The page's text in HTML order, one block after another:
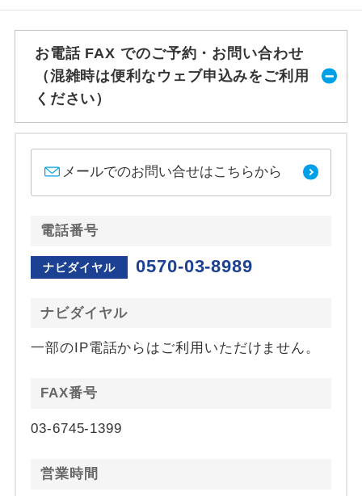
お電話 FAX でのご予約・お問い合わせ
（混雑時は便利なウェブ申込みをご利用
ください）
メールでのお問い合せはこちらから
電話番号
ナビダイヤル 0570-03-8989
ナビダイヤル
一部のIP電話からはご利用いただけません。
FAX番号
03-6745-1399
営業時間